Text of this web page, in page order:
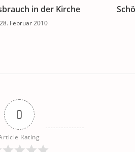
in der Kirche
28. Februar 2010
0
Rating